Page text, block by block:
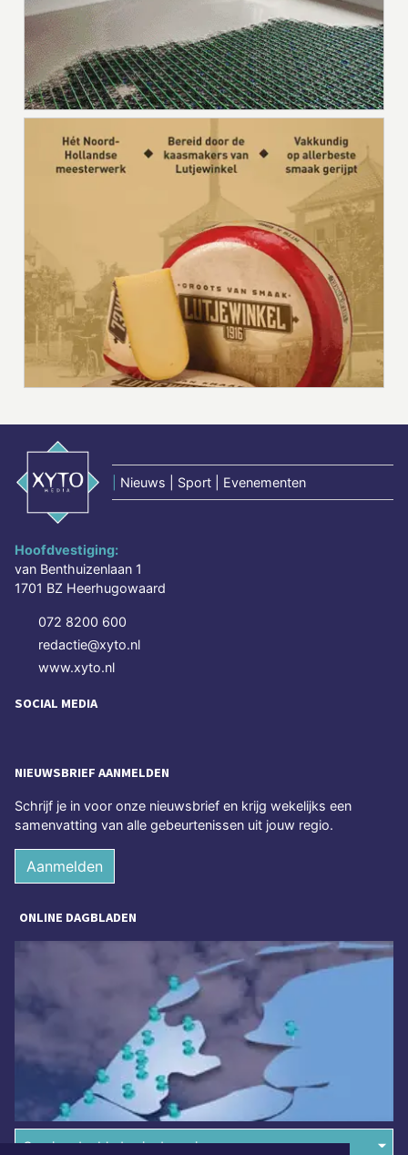
Nieuws | Sport | Evenementen
Hoofdvestiging:
van Benthuizenlaan 1
1701 BZ Heerhugowaard
072 8200 600
redactie@xyto.nl
www.xyto.nl
SOCIAL MEDIA
NIEUWSBRIEF AANMELDEN
Schrijf je in voor onze nieuwsbrief en krijg wekelijks een
samenvatting van alle gebeurtenissen uit jouw regio.
Aanmelden
ONLINE DAGBLADEN
Overige dagbladen in de regio